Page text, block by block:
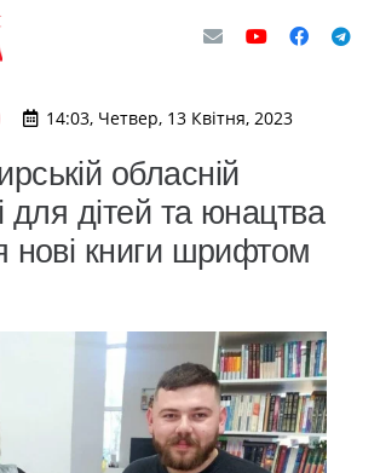
14:03, Четвер, 13 Квітня, 2023
обласній
для дітей та юнацтва
нові книги шрифтом